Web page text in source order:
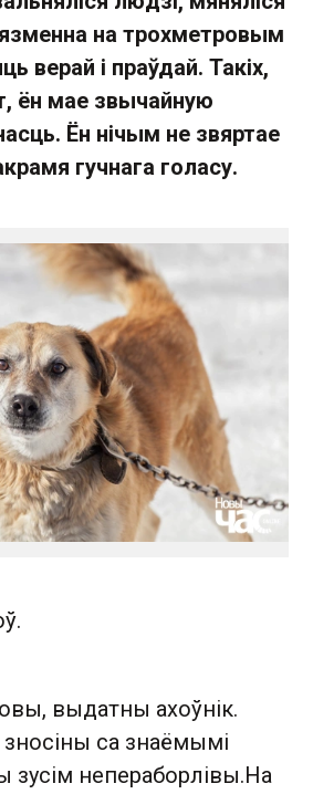
на трохметровым
верай і праўдай. Такіх,
ён мае звычайную
Ён нічым не звяртае
гучнага голасу.
выдатны ахоўнік.
са знаёмымі
непераборлівы.На